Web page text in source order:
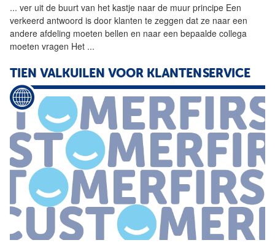
... ver uit de buurt van het kastje naar de muur principe Een
verkeerd antwoord is door klanten te zeggen dat ze naar een
andere afdeling moeten bellen en naar een bepaalde collega
moeten vragen Het ...
TIEN VALKUILEN VOOR KLANTENSERVICE